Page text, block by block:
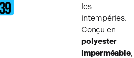
les
intempéries.
Conçu en
polyester
imperméable,